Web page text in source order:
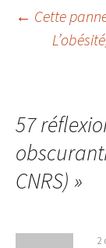
← Cette
57
CNRS) »
2